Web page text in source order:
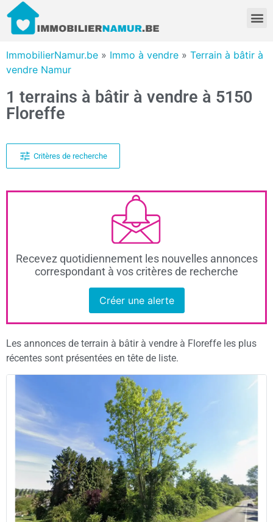
ImmobilierNamur.be » Immo à vendre » Terrain à bâtir à
vendre Namur
1 terrains à bâtir à vendre à 5150
Floreffe
Critères de recherche
Recevez quotidiennement les nouvelles annonces
correspondant à vos critères de recherche
Créer une alerte
Les annonces de terrain à bâtir à vendre à Floreffe les plus
récentes sont présentées en tête de liste.